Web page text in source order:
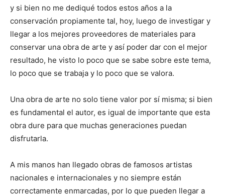
y si bien no me dediqué todos estos años a la
conservación propiamente tal, hoy, luego de investigar y
llegar a los mejores proveedores de materiales para
conservar una obra de arte y así poder dar con el mejor
resultado, he visto lo poco que se sabe sobre este tema,
lo poco que se trabaja y lo poco que se valora.
Una obra de arte no solo tiene valor por sí misma; si bien
es fundamental el autor, es igual de importante que esta
obra dure para que muchas generaciones puedan
disfrutarla.
A mis manos han llegado obras de famosos artistas
nacionales e internacionales y no siempre están
correctamente enmarcadas, por lo que pueden llegar a